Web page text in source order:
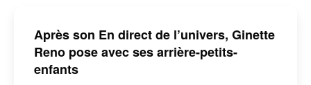
Après son En direct de l’univers, Ginette
Reno pose avec ses arrière-petits-
enfants